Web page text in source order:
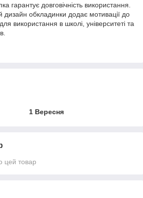
гарантує довговічність використання.
дизайн обкладинки додає мотивації до
використання в школі, університеті та
1 Вересня
цей товар